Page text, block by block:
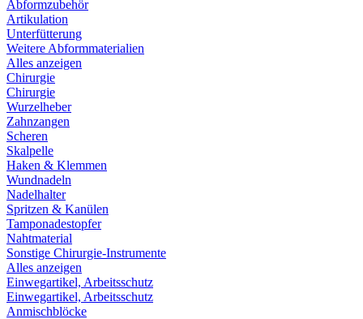
Abformzubehör
Artikulation
Unterfütterung
Weitere Abformmaterialien
Alles anzeigen
Chirurgie
Chirurgie
Wurzelheber
Zahnzangen
Scheren
Skalpelle
Haken & Klemmen
Wundnadeln
Nadelhalter
Spritzen & Kanülen
Tamponadestopfer
Nahtmaterial
Sonstige Chirurgie-Instrumente
Alles anzeigen
Einwegartikel, Arbeitsschutz
Einwegartikel, Arbeitsschutz
Anmischblöcke